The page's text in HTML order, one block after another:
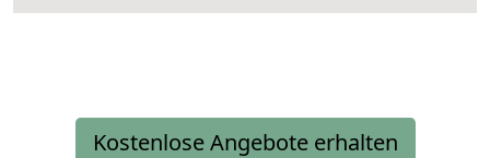
Kostenlose Angebote erhalten